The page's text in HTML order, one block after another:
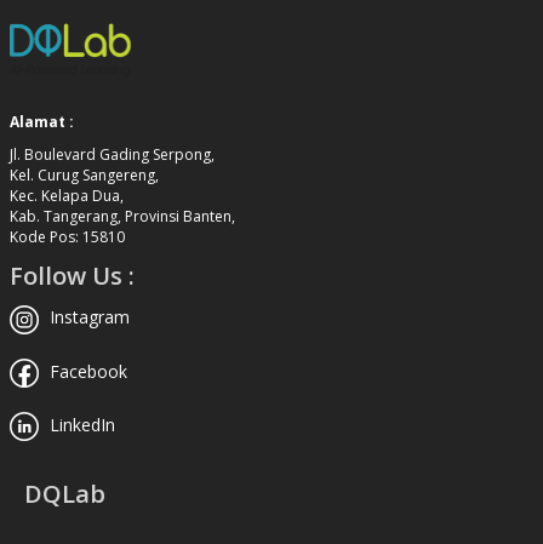
Alamat :
Jl. Boulevard Gading Serpong,
Kel. Curug Sangereng,
Kec. Kelapa Dua,
Kab. Tangerang, Provinsi Banten,
Kode Pos: 15810
Follow Us :
Instagram
Facebook
LinkedIn
DQLab